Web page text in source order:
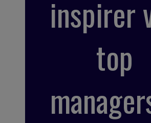
inspirer
top